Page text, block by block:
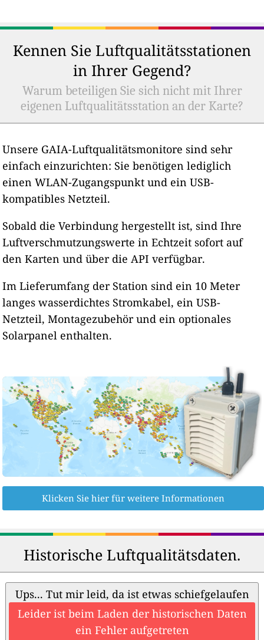
Kennen Sie Luftqualitätsstationen
in Ihrer Gegend?
Warum beteiligen Sie sich nicht mit Ihrer
eigenen Luftqualitätsstation an der Karte?
Unsere GAIA-Luftqualitätsmonitore sind sehr
einfach einzurichten: Sie benötigen lediglich
einen WLAN-Zugangspunkt und ein USB-
kompatibles Netzteil.
Sobald die Verbindung hergestellt ist, sind Ihre
Luftverschmutzungswerte in Echtzeit sofort auf
den Karten und über die API verfügbar.
Im Lieferumfang der Station sind ein 10 Meter
langes wasserdichtes Stromkabel, ein USB-
Netzteil, Montagezubehör und ein optionales
Solarpanel enthalten.
Klicken Sie hier für weitere Informationen
Historische Luftqualitätsdaten.
Ups... Tut mir leid, da ist etwas schiefgelaufen
Leider ist beim Laden der historischen Daten
ein Fehler aufgetreten